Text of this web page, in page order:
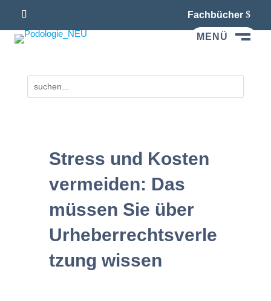
Fachbücher
MENÜ
Stress und Kosten
vermeiden: Das
müssen Sie über
Urheberrechtsverle
tzung wissen